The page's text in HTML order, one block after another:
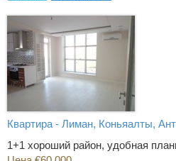
Квартира - Лиман, Коньяалты,
1+1 хороший район, удобная